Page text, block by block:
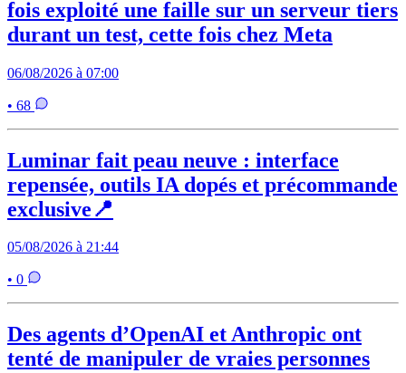
fois exploité une faille sur un serveur tiers
durant un test, cette fois chez Meta
06/08/2026 à 07:00
• 68
Luminar fait peau neuve : interface
repensée, outils IA dopés et précommande
exclusive📍
05/08/2026 à 21:44
• 0
Des agents d’OpenAI et Anthropic ont
tenté de manipuler de vraies personnes